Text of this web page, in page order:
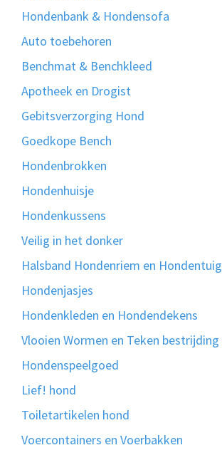
Hondenbank & Hondensofa
Auto toebehoren
Benchmat & Benchkleed
Apotheek en Drogist
Gebitsverzorging Hond
Goedkope Bench
Hondenbrokken
Hondenhuisje
Hondenkussens
Veilig in het donker
Halsband Hondenriem en Hondentuig
Hondenjasjes
Hondenkleden en Hondendekens
Vlooien Wormen en Teken bestrijding
Hondenspeelgoed
Lief! hond
Toiletartikelen hond
Voercontainers en Voerbakken